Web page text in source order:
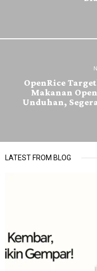
OpenRice
Makanan
Unduhan,
LATEST FROM BLOG